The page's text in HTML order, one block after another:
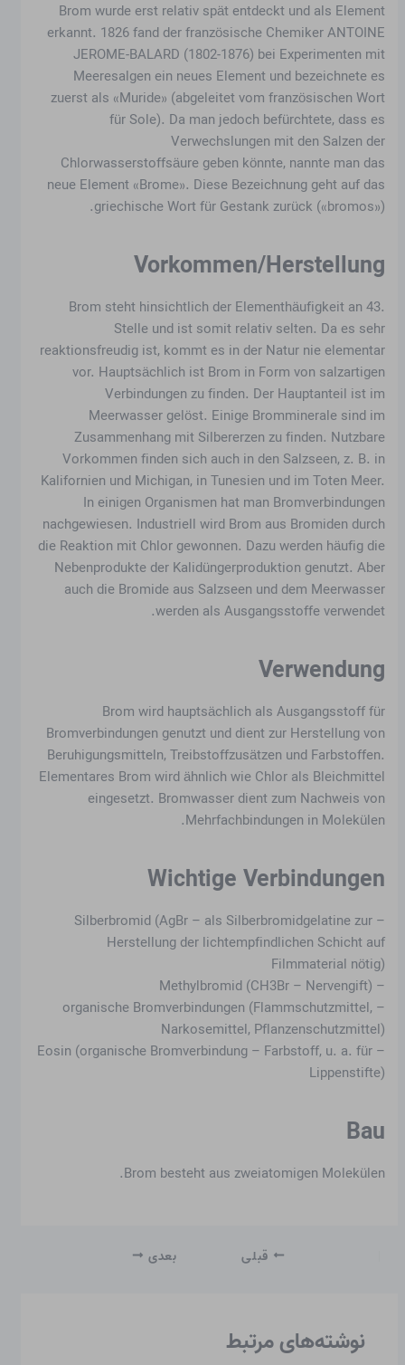
Brom wurde erst relativ spät entdeckt und als Element
erkannt. 1826 fand der französische Chemiker ANTOINE
JEROME-BALARD (1802-1876) bei Experimenten mit
Meeresalgen ein neues Element und bezeichnete es
zuerst als «Muride» (abgeleitet vom französischen Wort
für Sole). Da man jedoch befürchtete, dass es
Verwechslungen mit den Salzen der
Chlorwasserstoffsäure geben könnte, nannte man das
neue Element «Brome». Diese Bezeichnung geht auf das
griechische Wort für Gestank zurück («bromos»).
Vorkommen/Herstellung
Brom steht hinsichtlich der Elementhäufigkeit an 43.
Stelle und ist somit relativ selten. Da es sehr
reaktionsfreudig ist, kommt es in der Natur nie elementar
vor. Hauptsächlich ist Brom in Form von salzartigen
Verbindungen zu finden. Der Hauptanteil ist im
Meerwasser gelöst. Einige Bromminerale sind im
Zusammenhang mit Silbererzen zu finden. Nutzbare
Vorkommen finden sich auch in den Salzseen, z. B. in
Kalifornien und Michigan, in Tunesien und im Toten Meer.
In einigen Organismen hat man Bromverbindungen
nachgewiesen. Industriell wird Brom aus Bromiden durch
die Reaktion mit Chlor gewonnen. Dazu werden häufig die
Nebenprodukte der Kalidüngerproduktion genutzt. Aber
auch die Bromide aus Salzseen und dem Meerwasser
werden als Ausgangsstoffe verwendet.
Verwendung
Brom wird hauptsächlich als Ausgangsstoff für
Bromverbindungen genutzt und dient zur Herstellung von
Beruhigungsmitteln, Treibstoffzusätzen und Farbstoffen.
Elementares Brom wird ähnlich wie Chlor als Bleichmittel
eingesetzt. Bromwasser dient zum Nachweis von
Mehrfachbindungen in Molekülen.
Wichtige Verbindungen
– Silberbromid (AgBr – als Silberbromidgelatine zur
Herstellung der lichtempfindlichen Schicht auf
Filmmaterial nötig)
– Methylbromid (CH3Br – Nervengift)
– organische Bromverbindungen (Flammschutzmittel,
Narkosemittel, Pflanzenschutzmittel)
– Eosin (organische Bromverbindung – Farbstoff, u. a. für
Lippenstifte)
Bau
Brom besteht aus zweiatomigen Molekülen.
قبلی بعدی
نوشته‌های مرتبط